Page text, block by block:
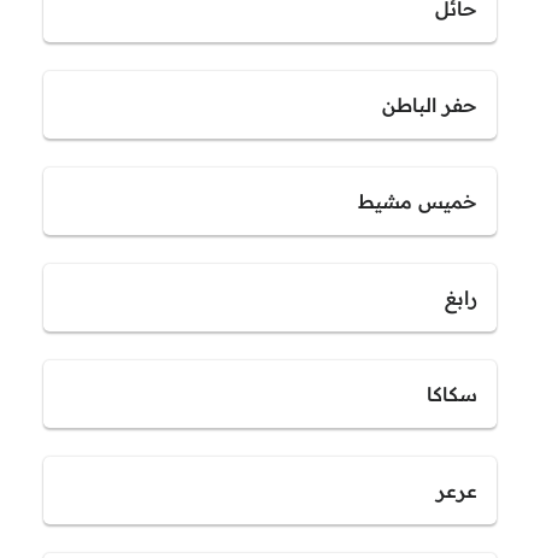
حائل
حفر الباطن
خميس مشيط
رابغ
سكاكا
عرعر